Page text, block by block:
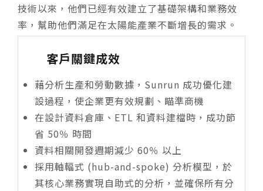
技術以來，他們已經有效建立了基礎架構和業務效
率，幫助他們滿足在太陽能產業不斷增長的需求。
客戶關鍵成效
藉分析生產和勞動數據，Sunrun 成功優化建
設過程，使企業更有效規劃、瞄準商機
在設計資料倉庫、ETL 和資料建檔時，成功節
省 50％ 時間
資料相關開發週期減少 60％ 以上
採用軸輻式 (hub-and-spoke) 分析模型，於
其核心業務實現自助式的分析，並確保所有分